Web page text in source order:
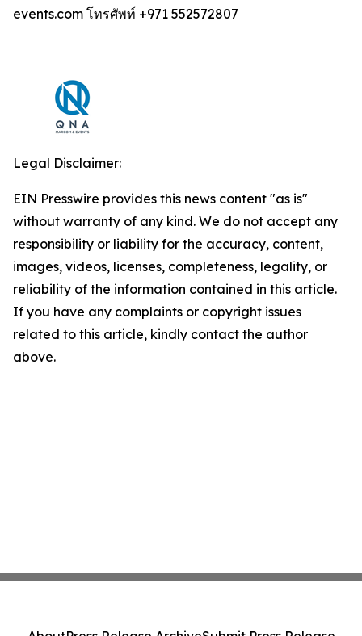
events.com โทรศัพท์ +971 552572807
Legal Disclaimer:
EIN Presswire provides this news content "as is"
without warranty of any kind. We do not accept any
responsibility or liability for the accuracy, content,
images, videos, licenses, completeness, legality, or
reliability of the information contained in this article.
If you have any complaints or copyright issues
related to this article, kindly contact the author
above.